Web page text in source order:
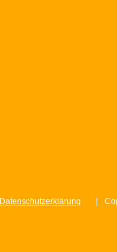
Datenschutzerklärung